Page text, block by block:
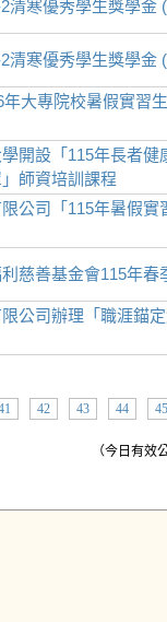
清寒優秀學生獎學金
清寒優秀學生獎學金
年大專院校暑假實習
開設「115年長者
師資培訓課程
公司「115年暑假
慈善基金會115年
公司辦理「職涯錨
42 43 44 45
（今日有效